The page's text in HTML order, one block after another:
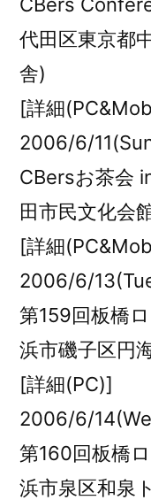
代田区東京都
舎)
[詳細
2006/6/
CBersお茶会
田市民文化会
[詳細
2006/6/
第159回板橋
浜市磯子区円
[詳細(PC)]
2006/6/
第160回板橋
浜市泉区和泉